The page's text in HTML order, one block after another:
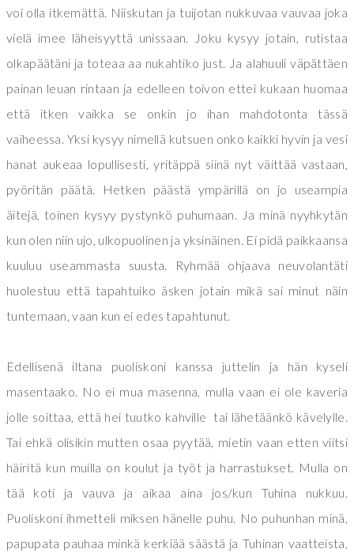
voi olla itkemättä. Niiskutan ja tuijotan nukkuvaa vauvaa joka
vielä imee läheisyyttä unissaan. Joku kysyy jotain, rutistaa
olkapäätäni ja toteaa aa nukahtiko just. Ja alahuuli väpättäen
painan leuan rintaan ja edelleen toivon ettei kukaan huomaa
että itken vaikka se onkin jo ihan mahdotonta tässä
vaiheessa. Yksi kysyy nimellä kutsuen onko kaikki hyvin ja vesi
hanat aukeaa lopullisesti, yritäppä siinä nyt väittää vastaan,
pyöritän päätä. Hetken päästä ympärillä on jo useampia
äitejä, toinen kysyy pystynkö puhumaan. Ja minä nyyhkytän
kun olen niin ujo, ulkopuolinen ja yksinäinen. Ei pidä paikkaansa
kuuluu useammasta suusta. Ryhmää ohjaava neuvolantäti
huolestuu että tapahtuiko äsken jotain mikä sai minut näin
tuntemaan, vaan kun ei edes tapahtunut.
Edellisenä iltana puoliskoni kanssa juttelin ja hän kyseli
masentaako. No ei mua masenna, mulla vaan ei ole kaveria
jolle soittaa, että hei tuutko kahville tai lähetäänkö kävelylle.
Tai ehkä olisikin mutten osaa pyytää, mietin vaan etten viitsi
häiritä kun muilla on koulut ja työt ja harrastukset. Mulla on
tää koti ja vauva ja aikaa aina jos/kun Tuhina nukkuu.
Puoliskoni ihmetteli miksen hänelle puhu. No puhunhan minä,
papupata pauhaa minkä kerkiää säästä ja Tuhinan vaatteista,